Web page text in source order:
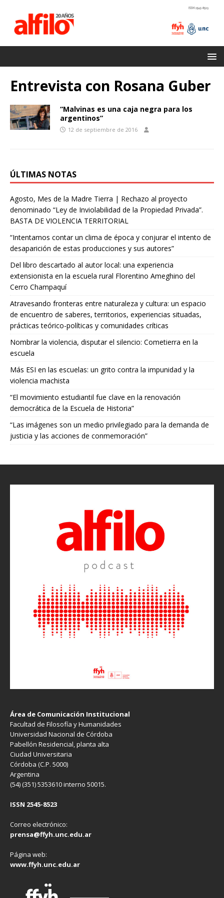
Entrevista con Rosana Guber
“Malvinas es una caja negra para los
argentinos”
12 de septiembre de 2016
ÚLTIMAS NOTAS
Agosto, Mes de la Madre Tierra | Rechazo al proyecto
denominado “Ley de Inviolabilidad de la Propiedad Privada”.
BASTA DE VIOLENCIA TERRITORIAL
“Intentamos contar un clima de época y conjurar el intento de
desaparición de estas producciones y sus autores”
Del libro descartado al autor local: una experiencia
extensionista en la escuela rural Florentino Ameghino del
Cerro Champaquí
Atravesando fronteras entre naturaleza y cultura: un espacio
de encuentro de saberes, territorios, experiencias situadas,
prácticas teórico-políticas y comunidades críticas
Nombrar la violencia, disputar el silencio: Cometierra en la
escuela
Más ESI en las escuelas: un grito contra la impunidad y la
violencia machista
“El movimiento estudiantil fue clave en la renovación
democrática de la Escuela de Historia”
“Las imágenes son un medio privilegiado para la demanda de
justicia y las acciones de conmemoración”
Área de Comunicación Institucional
Facultad de Filosofía y Humanidades
Universidad Nacional de Córdoba
Pabellón Residencial, planta alta
Ciudad Universitaria
Córdoba (C.P. 5000)
Argentina
(54) (351) 5353610 interno 50015.
ISSN 2545-8523
Correo electrónico:
prensa@ffyh.unc.edu.ar
Página web:
www.ffyh.unc.edu.ar